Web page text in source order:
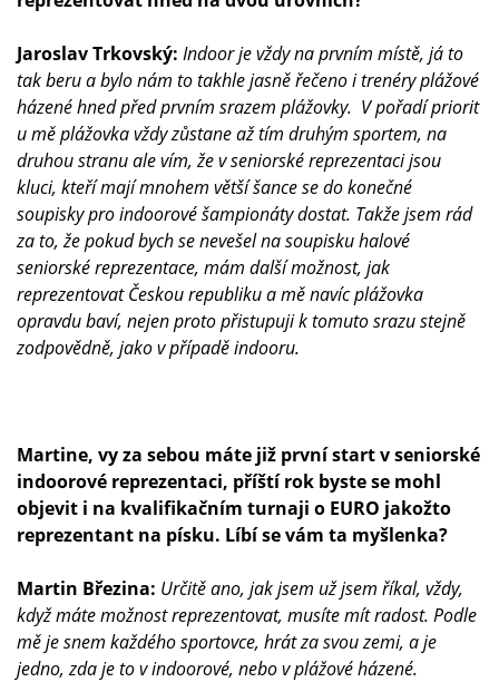
Jaroslav Trkovský: Indoor je vždy na prvním místě, já to
tak beru a bylo nám to takhle jasně řečeno i trenéry plážové
házené hned před prvním srazem plážovky. V pořadí priorit
u mě plážovka vždy zůstane až tím druhým sportem, na
druhou stranu ale vím, že v seniorské reprezentaci jsou
kluci, kteří mají mnohem větší šance se do konečné
soupisky pro indoorové šampionáty dostat. Takže jsem rád
za to, že pokud bych se nevešel na soupisku halové
seniorské reprezentace, mám další možnost, jak
reprezentovat Českou republiku a mě navíc plážovka
opravdu baví, nejen proto přistupuji k tomuto srazu stejně
zodpovědně, jako v případě indooru.
Martine, vy za sebou máte již první start v seniorské
indoorové reprezentaci, příští rok byste se mohl
objevit i na kvalifikačním turnaji o EURO jakožto
reprezentant na písku. Líbí se vám ta myšlenka?
Martin Březina: Určitě ano, jak jsem už jsem říkal, vždy,
když máte možnost reprezentovat, musíte mít radost. Podle
mě je snem každého sportovce, hrát za svou zemi, a je
jedno, zda je to v indoorové, nebo v plážové házené.